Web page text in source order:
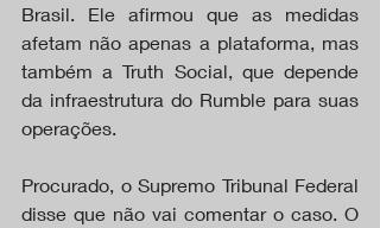
Brasil. Ele afirmou que as medidas
afetam não apenas a plataforma, mas
também a Truth Social, que depende
da infraestrutura do Rumble para suas
operações.
Procurado, o Supremo Tribunal Federal
disse que não vai comentar o caso. O